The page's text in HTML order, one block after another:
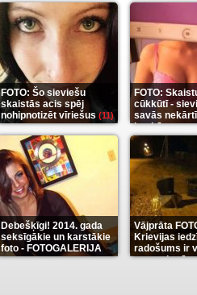
FOTO: Šo sieviešu
skaistās acis spēj
nohipnotizēt vīriešus (11)
FOTO:
cūkkūtī -
savās
istabās(12)
Debešķīgi! 2014. gada
seksīgākie un karstākie
foto - FOTOGALERIJA
(9)
Vājprāta
Krievijas
radošums ir